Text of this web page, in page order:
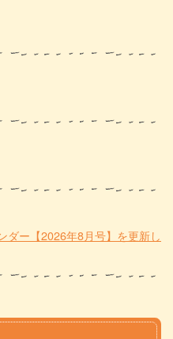
ダー【2026年8月号】を更新し